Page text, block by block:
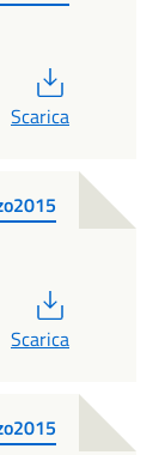
Scarica
Scarica